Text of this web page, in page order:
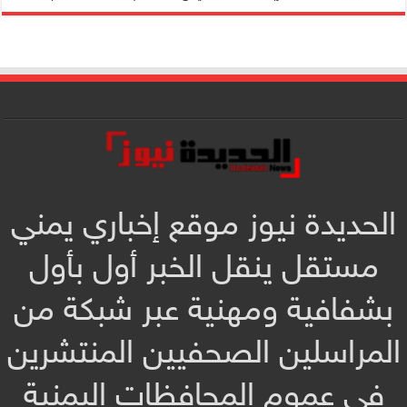
الحديدة نيوز موقع إخباري يمني
مستقل ينقل الخبر أول بأول
بشفافية ومهنية عبر شبكة من
المراسلين الصحفيين المنتشرين
في عموم المحافظات اليمنية